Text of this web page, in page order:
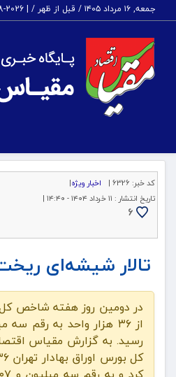
جمعه, ۱۶ مرداد ۱۴۰۵ / قبل از ظهر / |
2026-08-07
کد خبر: 6326 | اخبار ویژه|
تاریخ انتشار : ۱۱ خرداد ۱۴۰۴ - ۱۴:۴۰ |
6
تالار شیشه‌ای
در دومین روز هفته شاخص
رسید. به گزارش مقیاس